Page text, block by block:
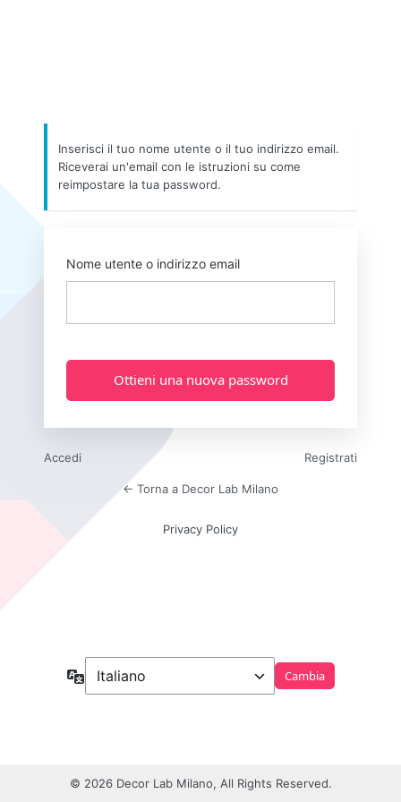
Inserisci il tuo nome utente o il tuo indirizzo email.
Riceverai un'email con le istruzioni su come
reimpostare la tua password.
Nome utente o indirizzo email
Accedi Registrati
← Torna a Decor Lab Milano
Privacy Policy
Lingua
© 2026 Decor Lab Milano, All Rights Reserved.